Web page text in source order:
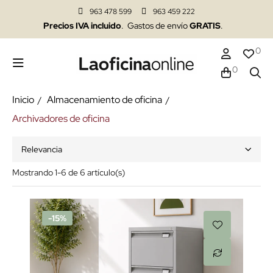
963 478 599 963 459 222
Precios IVA incluido. Gastos de envíoGRATIS.
0
0
Inicio
Almacenamiento de oficina
Archivadores de oficina
Relevancia
Mostrando 1-6 de 6 artículo(s)
-15%